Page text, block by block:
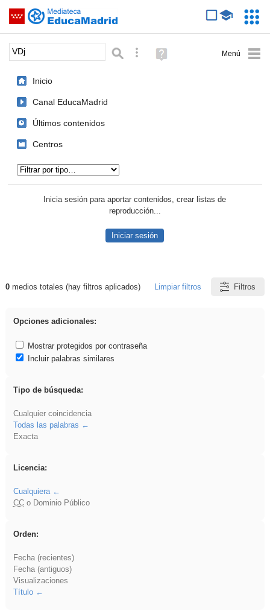
Saltar navegación
Palabra o frase: Búsqueda avanzada
Ayuda
(en
Inicio
Canal EducaMadrid
Últimos contenidos
Centros
Inicia sesión para aportar contenidos, crear listas de
reproducción...
Iniciar sesión
Resultados de: VDj
0medios totales (hay filtros aplicados) Limpiar filtros Filtros
Opciones adicionales:
Mostrar protegidos por contraseña
Incluir palabras similares
Tipo de búsqueda:
Cualquier coincidencia
Todas las palabras
Exacta
Licencia:
Cualquiera
CCo Dominio Público
Orden:
Fecha (recientes)
Fecha (antiguos)
Visualizaciones
Título